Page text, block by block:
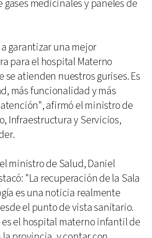
medicinales y paneles de
garantizar una mejor
para el hospital Materno
se atienden nuestros gurises. Es
más funcionalidad y más
afirmó el ministro de
Infraestructura y Servicios,
ministro de Salud, Daniel
"La recuperación de la Sala
es una noticia realmente
el punto de vista sanitario.
es el hospital materno infantil de